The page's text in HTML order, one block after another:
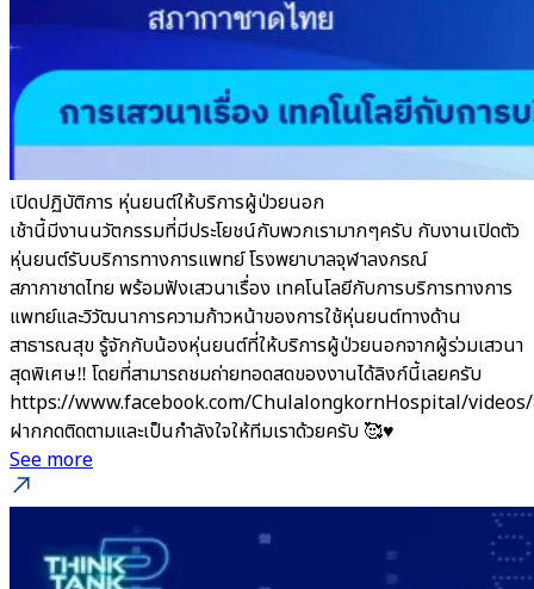
เปิดปฏิบัติการ หุ่นยนต์ให้บริการผู้ป่วยนอก
เช้านี้มีงานนวัตกรรมที่มีประโยชน์กับพวกเรามากๆครับ กับงานเปิดตัว
หุ่นยนต์รับบริการทางการแพทย์ โรงพยาบาลจุฬาลงกรณ์
สภากาชาดไทย พร้อมฟังเสวนาเรื่อง เทคโนโลยีกับการบริการทางการ
แพทย์และวิวัฒนาการความก้าวหน้าของการใช้หุ่นยนต์ทางด้าน
สาธารณสุข รู้จักกับน้องหุ่นยนต์ที่ให้บริการผู้ป่วยนอกจากผู้ร่วมเสวนา
สุดพิเศษ‼️ โดยที่สามารถชมถ่ายทอดสดของงานได้ลิงก์นี้เลยครับ
https://www.facebook.com/ChulalongkornHospital/
ฝากกดติดตามและเป็นกำลังใจให้ทีมเราด้วยครับ 🥰♥️
See more